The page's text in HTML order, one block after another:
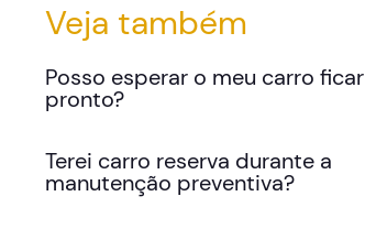
Veja também
Posso esperar o meu carro ficar
pronto?
Terei carro reserva durante a
manutenção preventiva?